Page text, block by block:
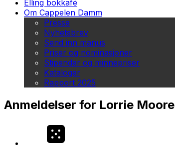
Elling bokkafé
Om Cappelen Damm
Presse
Nyhetsbrev
Send inn manus
Priser og nominasjoner
Stipender og minnepriser
Kataloger
Rapport 2025
Anmeldelser for Lorrie Moore